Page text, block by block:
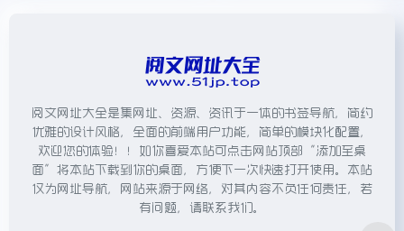
阅文网址大全是集网址、资源、资讯于一体的书签导航，简约
优雅的设计风格，全面的前端用户功能，简单的模块化配置，
欢迎您的体验！！如你喜爱本站可点击网站顶部“添加至桌
面”将本站下载到你的桌面，方便下一次快速打开使用。本站
仅为网址导航，网站来源于网络，对其内容不负任何责任，若
有问题，请联系我们。